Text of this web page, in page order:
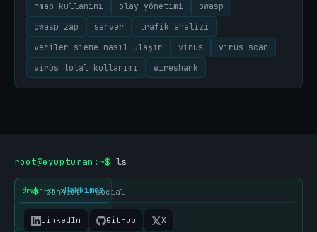
nmap kullanımı
olay yönetimi
owasp
owasp zap
server
trafik analizi
veriler sieme nasıl ulaşır
virus
virus scan
virüs total kullanımı
wireshark
root@eyupturan:~$ ls
drwxr-xr-xHakkımda
drwxr-xr-x İletişim
└─$ connect --social
LinkedIn GitHub X